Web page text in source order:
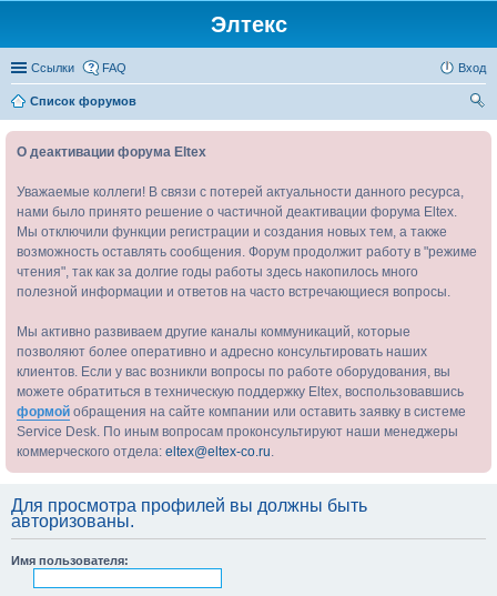
Элтекс
Ссылки FAQ Вход
Список форумов
О деактивации форума Eltex
Уважаемые коллеги! В связи с потерей актуальности данного ресурса,
нами было принято решение о частичной деактивации форума Eltex.
Мы отключили функции регистрации и создания новых тем, а также
возможность оставлять сообщения. Форум продолжит работу в "режиме
чтения", так как за долгие годы работы здесь накопилось много
полезной информации и ответов на часто встречающиеся вопросы.
Мы активно развиваем другие каналы коммуникаций, которые
позволяют более оперативно и адресно консультировать наших
клиентов. Если у вас возникли вопросы по работе оборудования, вы
можете обратиться в техническую поддержку Eltex, воспользовавшись
формой обращения на сайте компании или оставить заявку в системе
Service Desk. По иным вопросам проконсультируют наши менеджеры
коммерческого отдела: eltex@eltex-co.ru.
Для просмотра профилей вы должны быть
авторизованы.
Имя пользователя: